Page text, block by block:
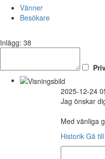
Vänner
Besökare
Inlägg: 38
2025-12-24
Jag önskar
Med vänliga
Historik Gå till